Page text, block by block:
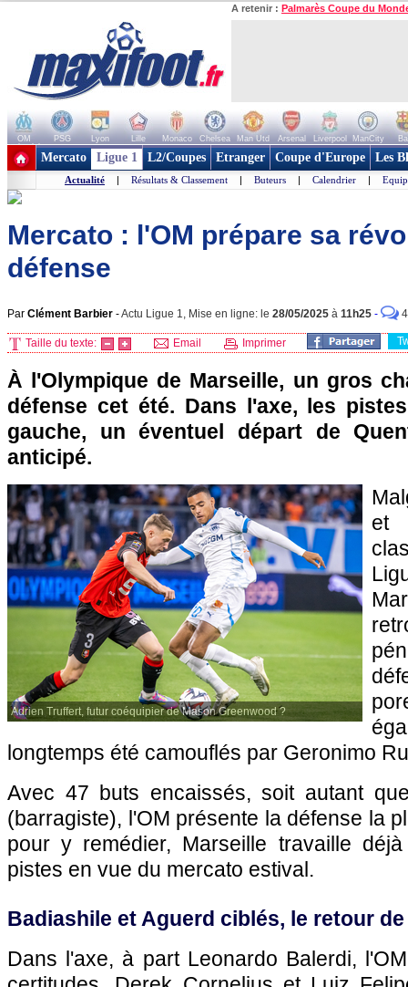
A retenir : Palmarès Coupe du
OM PSG Lyon Lille Monaco Chelsea Man Utd Arsenal Liverpool ManCity
+ de clubs
Mercato Ligue 1 L2/Coupes Etranger Coupe d'Europe Les
Actualité | Résultats & Classement | Buteurs | Calendrier |
Mercato : l'OM prépare sa
défense
Par Clément Barbier -Actu Ligue 1, Mise en ligne: le 28/05/2025 à 11h25 -
Taille du texte: Email Imprimer
À l'Olympique de Marseille, un gros
défense cet été. Dans l'axe, les
gauche, un éventuel départ de
anticipé.
Adrien Truffert, futur coéquipier de Mason Greenwood ?
et
longtemps été camouflés par Geronimo
Avec 47 buts encaissés, soit autant
(barragiste), l'OM présente la défense la
pour y remédier, Marseille travaille
pistes en vue du mercato estival.
Badiashile et Aguerd ciblés, le retour
Dans l'axe, à part Leonardo Balerdi,